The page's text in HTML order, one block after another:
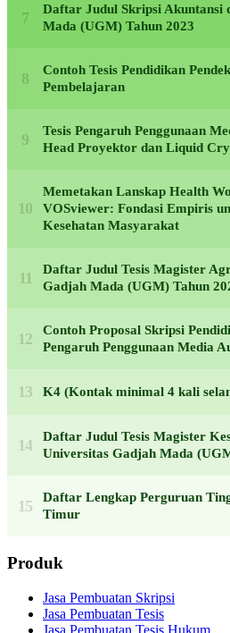
Daftar Judul Skripsi Akuntansi
Mada (UGM) Tahun 2023
Contoh Tesis Pendidikan
Pembelajaran
Tesis Pengaruh Penggunaan
Head Proyektor dan Liquid
Memetakan Lanskap Health
VOSviewer: Fondasi Empiris
Kesehatan Masyarakat
Daftar Judul Tesis Magister
Gadjah Mada (UGM) Tahun
Contoh Proposal Skripsi
Pengaruh Penggunaan Media
K4 (Kontak minimal 4 kali
Daftar Judul Tesis Magister
Universitas Gadjah Mada
Daftar Lengkap Perguruan
Timur
Produk
Jasa Pembuatan Skripsi
Jasa Pembuatan Tesis
Jasa Pembuatan Tesis Hukum